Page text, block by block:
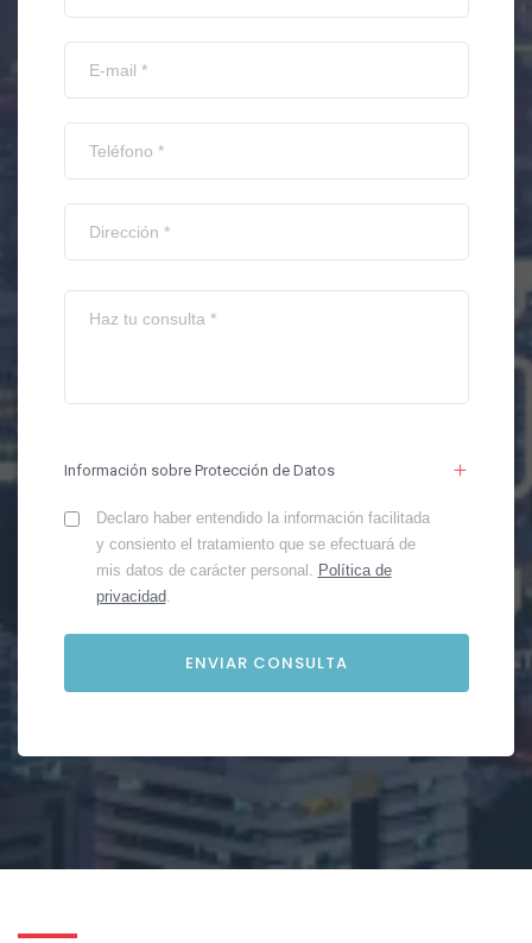
Información sobre Protección de Datos
Declaro haber entendido la información facilitada
y consiento el tratamiento que se efectuará de
mis datos de carácter personal. Política de
privacidad.